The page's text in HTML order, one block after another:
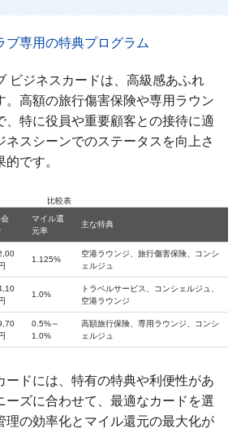
ブ専用の特典プログラム
ビジネスカードは、高級感あふれ
。高額の旅行傷害保険や専用ラウン
、特に役員や重要顧客との接待に適
ネスシーンでのステータスを向上さ
です。
比較表
マイル還
元率
主な特典
1.125%
空港ラウンジ、旅行傷害保険、コンシ
ェルジュ
1.0%
トラベルサービス、コンシェルジュ、
空港ラウンジ
0.5%～
1.0%
高額旅行保険、専用ラウンジ、コンシ
ェルジュ
ードには、特有の特典や利便性があ
ーズに合わせて、最適なカードを選
理の効率化とマイル還元の最大化が